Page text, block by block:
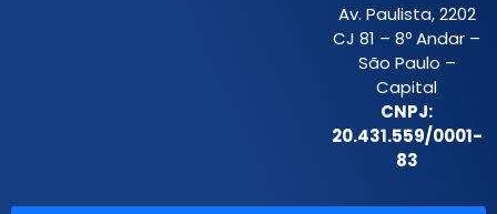
Av. Paulista, 2202
CJ 81 – 8º Andar –
São Paulo –
Capital
CNPJ:
20.431.559/0001-
83